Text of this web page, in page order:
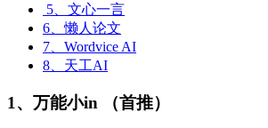
5、文心一言
6、懒人论文
7、Wordvice AI
8、天工AI
1、万能小in （首推）